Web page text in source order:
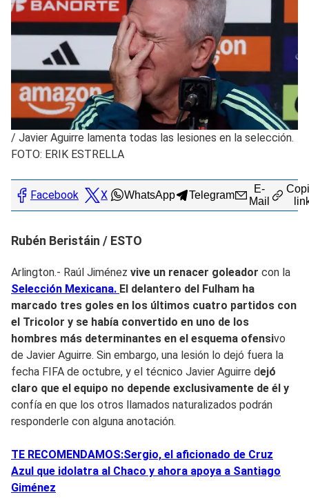
/ Javier Aguirre lamenta todas las lesiones en la selección.
FOTO: ERIK ESTRELLA
Facebook X WhatsApp Telegram
E-
Mail
Rubén Beristáin / ESTO
Arlington.- Raúl Jiménez vive un renacer goleador con la
Selección Mexicana. El delantero del Fulham ha
marcado tres goles en los últimos cuatro partidos con
el Tricolor y se había convertido en uno de los
hombres más determinantes en el esquema ofensivo
de Javier Aguirre. Sin embargo, una lesión lo dejó fuera la
fecha FIFA de octubre, y el técnico Javier Aguirre dejó
claro que el equipo no depende exclusivamente de él y
confía en que los otros llamados naturalizados podrán
responderle con alguna anotación.
TE RECOMENDAMOS:Sergio, el aficionado de Cruz
Azul que idolatra al Chaco y ahora apoya a Santiago
Giménez